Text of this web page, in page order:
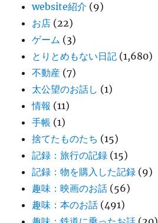
website紹介 (9)
お店 (22)
ゲーム (3)
とりとめもない日記 (1,680)
不動産 (7)
太公望のお話し (1)
情報 (11)
手帳 (1)
捨てたものたち (15)
記録：旅行の記録 (15)
記録：物を購入した記録 (9)
趣味：映画のお話 (56)
趣味：本のお話 (491)